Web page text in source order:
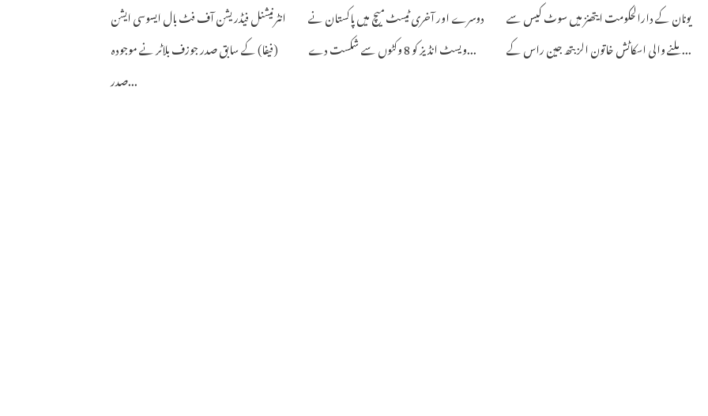
انٹرنیشنل فیڈریشن آف فٹ بال ایسوسی ایشن
(فیفا) کے سابق صدر جوزف بلاٹر نے موجودہ
صدر...
دوسرے اور آخری ٹیسٹ میچ میں پاکستان نے
ویسٹ انڈیز کو 8 وکٹوں سے شکست دے...
یونان کے دارالحکومت ایتھنز میں سوٹ کیس سے
ملنے والی اسکاٹش خاتون الزبتھ جین راس کے...